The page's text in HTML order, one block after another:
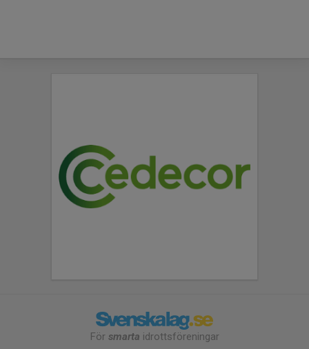
För smarta idrottsföreningar